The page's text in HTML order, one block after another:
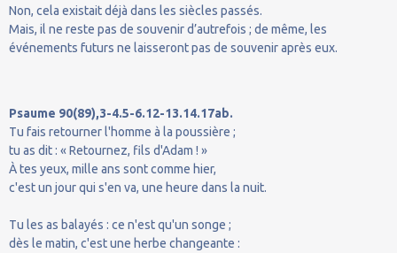
Non, cela existait déjà dans les siècles passés.
Mais, il ne reste pas de souvenir d’autrefois ; de même, les
événements futurs ne laisseront pas de souvenir après eux.
Psaume 90(89),3-4.5-6.12-13.14.17ab.
Tu fais retourner l'homme à la poussière ;
tu as dit : « Retournez, fils d'Adam ! »
À tes yeux, mille ans sont comme hier,
c'est un jour qui s'en va, une heure dans la nuit.
Tu les as balayés : ce n'est qu'un songe ;
dès le matin, c'est une herbe changeante :